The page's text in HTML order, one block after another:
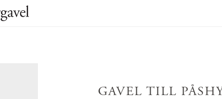
GAVEL TILL